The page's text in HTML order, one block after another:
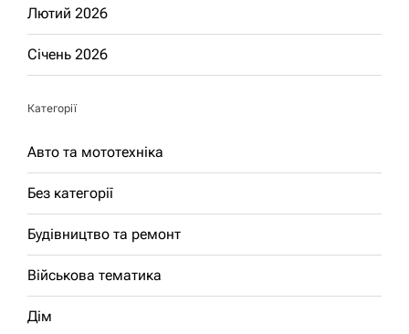
Лютий 2026
Січень 2026
Категорії
Авто та мототехніка
Без категорії
Будівництво та ремонт
Військова тематика
Дім